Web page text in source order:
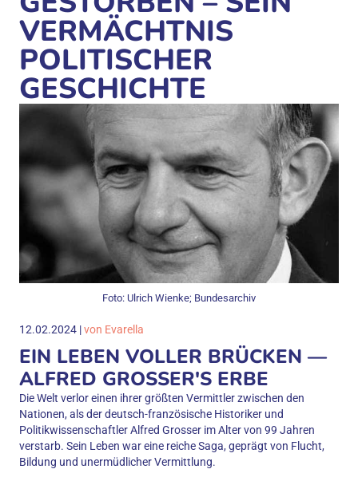
VERMÄCHTNIS
POLITISCHER
GESCHICHTE
Foto: Ulrich Wienke; Bundesarchiv
12.02.2024 |von Evarella
EIN LEBEN VOLLER BRÜCKEN —
ALFRED GROSSER'S ERBE
Die Welt verlor einen ihrer größten Vermittler zwischen den
Nationen, als der deutsch-französische Historiker und
Politikwissenschaftler Alfred Grosser im Alter von 99 Jahren
verstarb. Sein Leben war eine reiche Saga, geprägt von Flucht,
Bildung und unermüdlicher Vermittlung.